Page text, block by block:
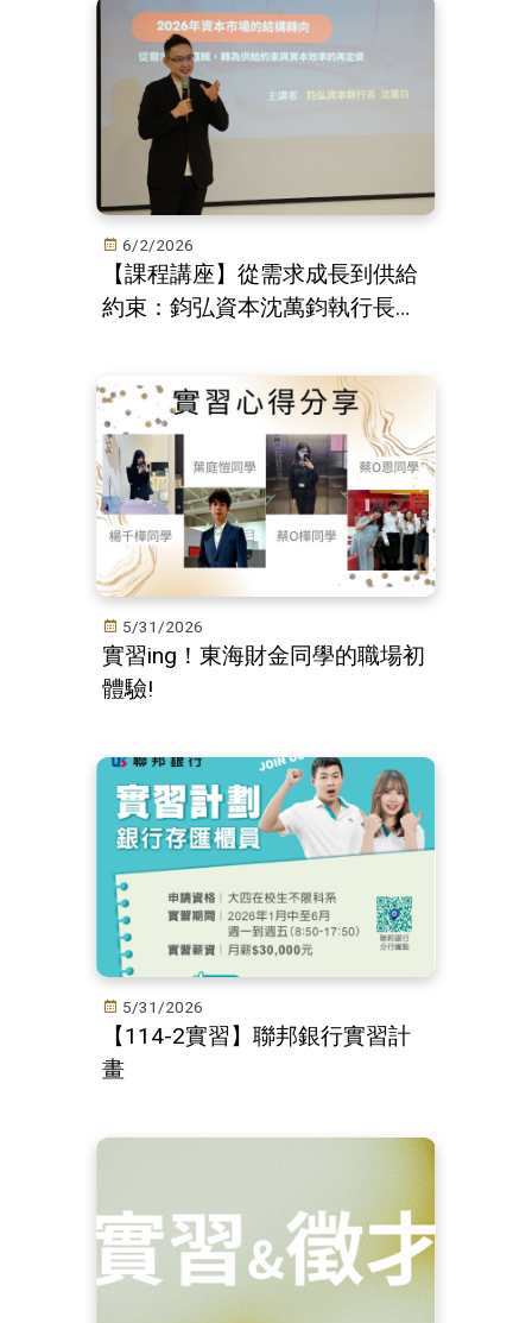
6/2/2026
【課程講座】從需求成長到供給
約束：鈞弘資本沈萬鈞執行長揭
5/31/2026
實習ing！東海財金同學的職場初
體驗!
5/31/2026
【114-2實習】聯邦銀行實習計
畫